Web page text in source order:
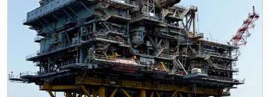
Empresa en Querétaro
Requiere:
CONSULTORÍAS DE
RECURSOS HUMANOS